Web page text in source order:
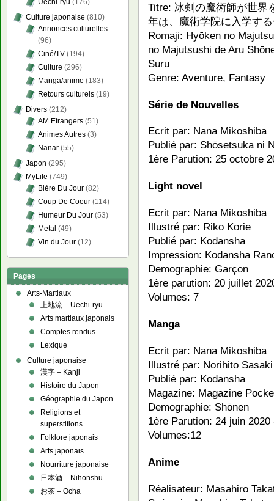
Titre: 冰剣の魔術師が世界
年は、魔術学院に入学す
Romaji: Hyōken no
no Majutsushi de Aru
Suru
Genre: Aventure, Fantasy
Série de Nouvelles
Ecrit par: Nana Mikoshiba
Publié par: Shōsetsuka ni
1ère Parution: 25 octobre
Light novel
Ecrit par: Nana Mikoshiba
Illustré par: Riko Korie
Publié par: Kodansha
Impression: Kodansha
Demographie: Garçon
1ère parution: 20 juillet
Volumes: 7
Manga
Ecrit par: Nana Mikoshiba
Illustré par: Norihito Sasaki
Publié par: Kodansha
Magazine: Magazine
Demographie: Shōnen
1ère Parution: 24 juin
Volumes:12
Anime
Réalisateur: Masahiro
Uechi-ryu (176)
Culture japonaise (810)
Annonces culturelles
(96)
Ciné/TV (194)
Culture (296)
Manga/anime (183)
Retours culturels (19)
Divers (212)
AM Etrangers (51)
Animes Autres (3)
Nanar (55)
Japon (295)
MyLife (749)
Bière Du Jour (82)
Coup De Coeur (114)
Humeur Du Jour (53)
Metal (49)
Vin du Jour (12)
Pages
Arts-Martiaux
上地流 – Uechi-ryū
Arts martiaux japonais
Comptes rendus
Lexique
Culture japonaise
漢字 – Kanji
Histoire du Japon
Géographie du Japon
Religions et
superstitions
Folklore japonais
Arts japonais
Nourriture japonaise
日本酒 – Nihonshu
お茶 – Ocha